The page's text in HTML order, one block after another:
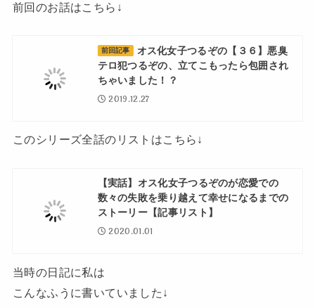
前回のお話はこちら↓
前回記事
オス化女子つるぞの【３６】悪臭
テロ犯つるぞの、立てこもったら包囲され
ちゃいました！？
2019.12.27
このシリーズ全話のリストはこちら↓
【実話】オス化女子つるぞのが恋愛での
数々の失敗を乗り越えて幸せになるまでの
ストーリー【記事リスト】
2020.01.01
当時の日記に私は
こんなふうに書いていました↓